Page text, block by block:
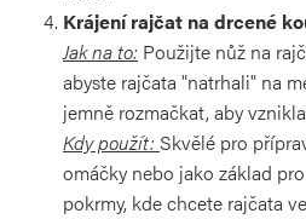
Krájení rajčat na drcené
Jak na to: Použijte nůž na
abyste rajčata "natrhali" na
jemně rozmačkat, aby
Kdy použít: Skvělé pro
omáčky nebo jako základ
pokrmy, kde chcete rajčata